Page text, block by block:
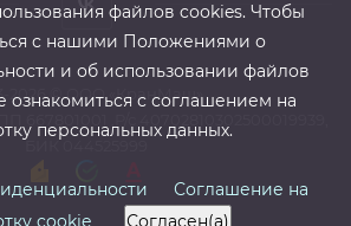
2026 ©ООО «КранМаш»
667801001 ,Р/с 40702810302500019939,
БИК 044525999
файлов cооkies. Чтобы
с нашими Положениями о
и об использовании файлов
ознакомиться с соглашением на
персональных данных.
Соглашение на
cookie
Согласен(а)